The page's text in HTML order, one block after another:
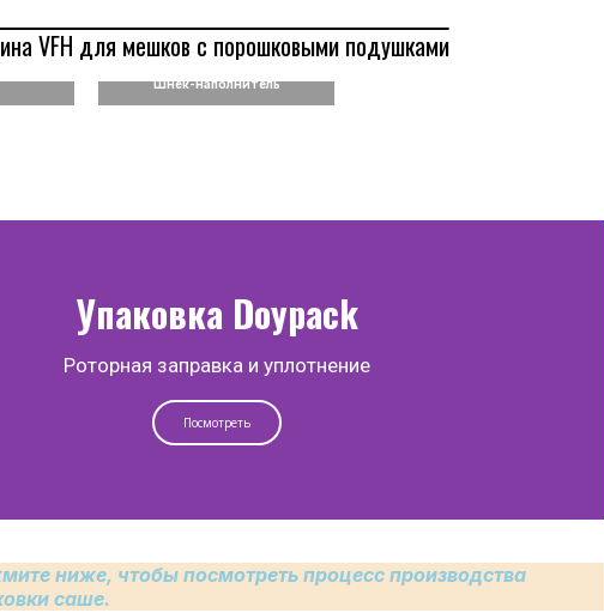
VFH для мешков с порошковыми подушками
Шнек-наполнитель
Упаковка Doypack
Роторная заправка и уплотнение
Посмотреть
ниже, чтобы посмотреть процесс производства
саше.